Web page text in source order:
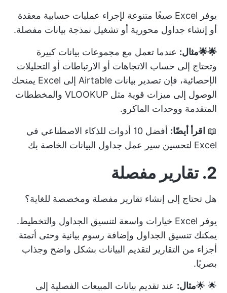
يوفر Excel صيغًا متنوعة لإجراء عمليات حسابية معقدة
أو إنشاء جداول محورية أو تشغيل نمذجة بيانات مفصلة.
🌟🌟مثال: عندما تعمل مع مجموعات بيانات كبيرة
وتحتاج إلى حساب الاتجاهات أو الارتباطات أو التحليلات
الإحصائية، فإن تصدير بيانات Airtable إلى Excel يمنحك
الوصول إلى ميزات قوية مثل VLOOKUP والمخططات
المتقدمة ووحدات الماكرو.
📖 اقرأ أيضًا:
أفضل 10 أدوات للذكاء الاصطناعي في
Excel لتحسين سير عمل جداول البيانات الخاصة بك
2. تقارير مفصلة
هل تحتاج إلى إنشاء تقارير مفصلة ومخصصة للغاية؟
يوفر Excel خيارات واسعة لتنسيق الجداول والتخطيط.
يمكنك تنسيق الجداول وإضافة رسوم بيانية وحتى أتمتة
أجزاء من التقارير لتقديم البيانات بشكل واضح وجذاب
بصريًا.
🌟 🌟مثال: عند تقديم بيانات المبيعات الفصلية إلى